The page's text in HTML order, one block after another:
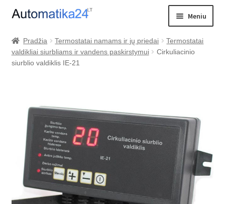
Pereiti
meniu
Pereiti
turinio
Meniu
PREKIŲ KATALOGAS
PRISTATYMAS
Pradžia Termostatai namams ir jų priedai
Termostatai
valdikliai siurbliams ir vandens paskirstymui
Cirkuliacinio
siurblio valdiklis IE-21